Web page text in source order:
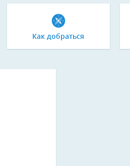
Как добраться